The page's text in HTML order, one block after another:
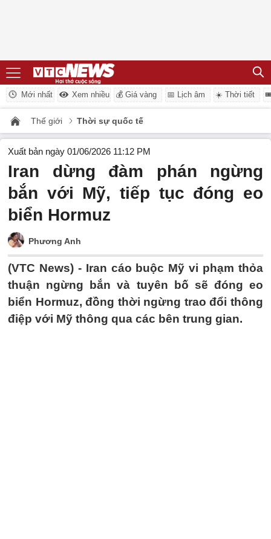
Mới nhất Xem nhiều 💰 Giá vàng 📅 Lịch âm ☀️ Thời tiết
Thế giới Thời sự quốc tế
Xuất bản ngày 01/06/2026 11:12 PM
Iran dừng đàm phán ngừng
bắn với Mỹ, tiếp tục đóng eo
biển Hormuz
Phương Anh
(VTC News) - Iran cáo buộc Mỹ vi phạm thỏa
thuận ngừng bắn và tuyên bố sẽ đóng eo
biển Hormuz, đồng thời ngừng trao đổi thông
điệp với Mỹ thông qua các bên trung gian.